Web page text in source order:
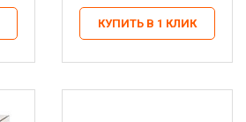
КУПИТЬ В 1 КЛИК